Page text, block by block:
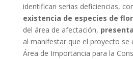
identifican serias deficiencias,
existencia de especies de
del área de afectación,
al manifestar que el proyecto se
Área de Importancia para la